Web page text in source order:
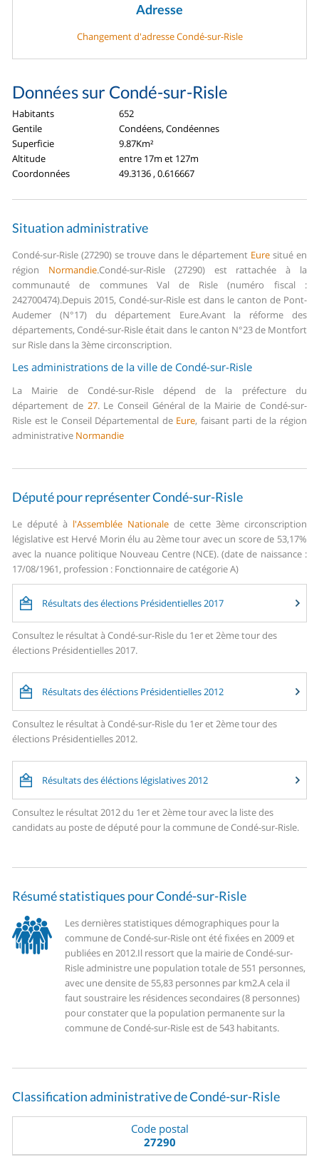
Adresse
Changement d'adresse Condé-sur-Risle
Données sur Condé-sur-Risle
Habitants
652
Gentile
Condéens, Condéennes
Superficie
9.87Km²
Altitude
entre 17m et 127m
Coordonnées
49.3136 , 0.616667
Situation administrative
Condé-sur-Risle (27290) se trouve dans le département Euresitué en
région Normandie.Condé-sur-Risle (27290) est rattachée à la
communauté de communes Val de Risle (numéro fiscal :
242700474).Depuis 2015, Condé-sur-Risle est dans le canton de Pont-
Audemer (N°17) du département Eure.Avant la réforme des
départements, Condé-sur-Risle était dans le canton N°23 de Montfort
sur Risle dans la 3ème circonscription.
Les administrations de la ville de Condé-sur-Risle
La Mairie de Condé-sur-Risle dépend de la préfecture du
département de 27.Le Conseil Général de la Mairie de Condé-sur-
Risle est le Conseil Départemental de Eure, faisant parti de la région
administrative Normandie
Député pour représenter Condé-sur-Risle
Le député à l'Assemblée Nationale de cette 3ème circonscription
législative est Hervé Morin élu au 2ème tour avec un score de 53,17%
avec la nuance politique Nouveau Centre (NCE). (date de naissance :
17/08/1961, profession : Fonctionnaire de catégorie A)
Résultats des élections Présidentielles 2017
Consultez le résultat à Condé-sur-Risle du 1er et 2ème tour des
élections Présidentielles 2017.
Résultats des éléctions Présidentielles 2012
Consultez le résultat à Condé-sur-Risle du 1er et 2ème tour des
élections Présidentielles 2012.
Résultats des éléctions législatives 2012
Consultez le résultat 2012 du 1er et 2ème tour avec la liste des
candidats au poste de député pour la commune de Condé-sur-Risle.
Résumé statistiques pour Condé-sur-Risle
Les dernières statistiques démographiques pour la
commune de Condé-sur-Risle ont été fixées en 2009 et
publiées en 2012.Il ressort que la mairie de Condé-sur-
Risle administre une population totale de 551 personnes,
avec une densite de 55,83 personnes par km2.A cela il
faut soustraire les résidences secondaires (8 personnes)
pour constater que la population permanente sur la
commune de Condé-sur-Risle est de 543 habitants.
Classification administrative de Condé-sur-Risle
Code postal
27290